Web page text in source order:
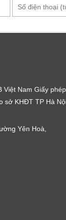
đầu cos, các
hộp, không bị
ứng dụng
dụng của đơn vị
để có
báo giá cụ thể.
tay-zupper-kyq-
Việt Nam Giấy phép
sở KHĐT TP Hà
Yên Hoà,